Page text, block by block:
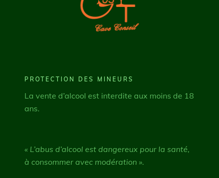
PROTECTION DES MINEURS
La vente d’alcool est interdite aux moins de 18
ans.
« L’abus d’alcool est dangereux pour la santé,
à consommer avec modération ».